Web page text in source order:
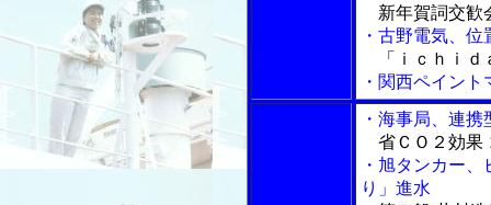
新年賀詞交歓
・古野電気、
「ｉｃｈｉｄ
・関西ペイン
・海事局、連
省ＣＯ２効果
・旭タンカー
り」進水